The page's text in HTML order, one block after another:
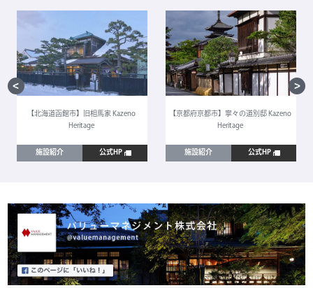
【北海道函館市】旧相馬家 Kazeno
Heritage
施設紹介 公式HP
【京都府京都市】寧々の道別邸 Kazeno
Heritage
施設紹介 公式HP